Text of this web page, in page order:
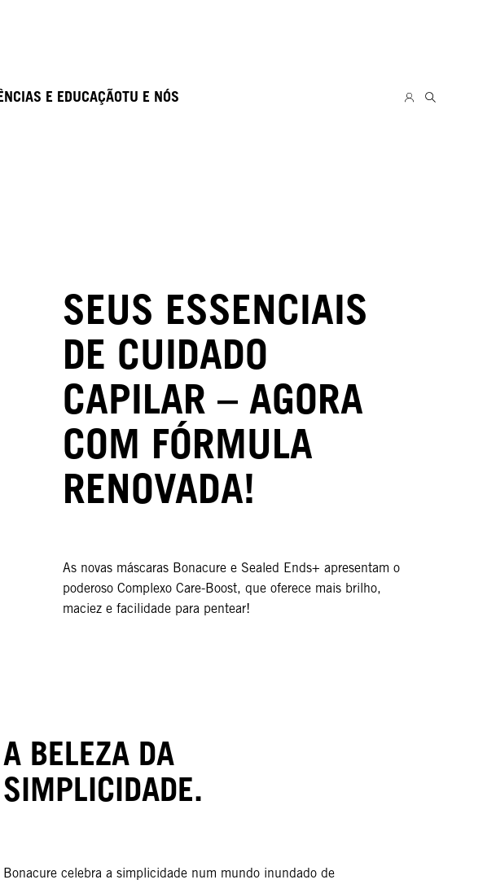
E EDUCAÇÃOTU E NÓS
SEUS ESSENCIAIS
DE CUIDADO
CAPILAR – AGORA
COM FÓRMULA
RENOVADA!
As novas máscaras Bonacure e Sealed Ends+ apresentam o
poderoso Complexo Care-Boost, que oferece mais brilho,
maciez e facilidade para pentear!
A BELEZA DA
SIMPLICIDADE.
Bonacure celebra a simplicidade num mundo inundado de